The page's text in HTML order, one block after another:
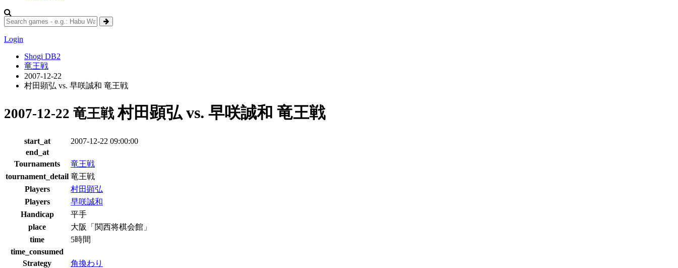
Login
Shogi DB2
竜王戦
2007-12-22
村田顕弘 vs. 早咲誠和 竜王戦
2007-12-22 竜王戦村田顕弘 vs. 早咲誠和 竜王戦
start_at
2007-12-22 09:00:00
end_at
Tournaments
竜王戦
tournament_detail 竜王戦
Players
村田顕弘
Players
早咲誠和
Handicap
平手
place
大阪「関西将棋会館」
time
5時間
time_consumed
Strategy
角換わり